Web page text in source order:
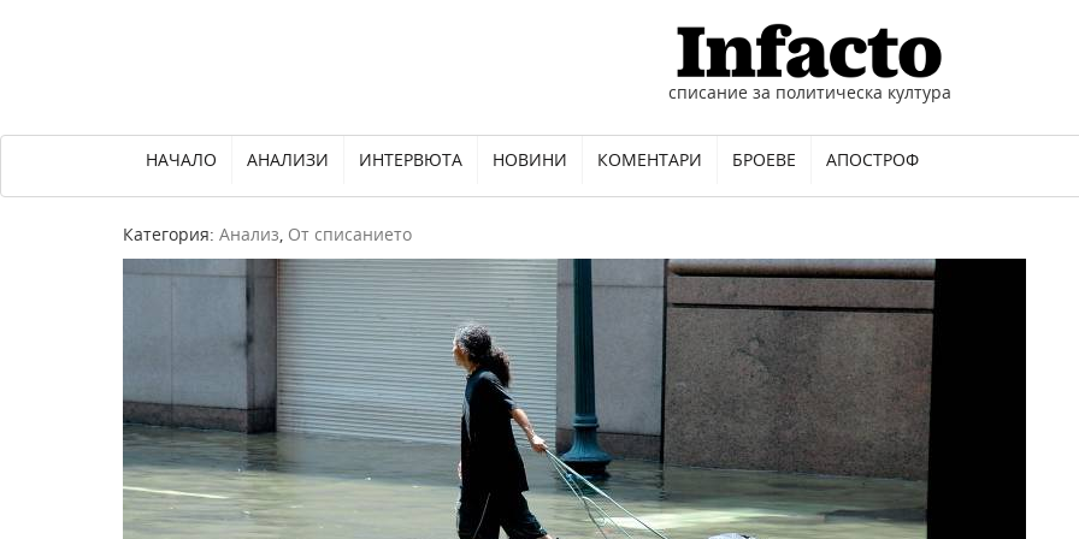
списание за политическа култура
НАЧАЛО АНАЛИЗИ ИНТЕРВЮТА НОВИНИ КОМЕНТАРИ БРОЕВЕ АПОСТРОФ
Категория: Анализ, От списанието